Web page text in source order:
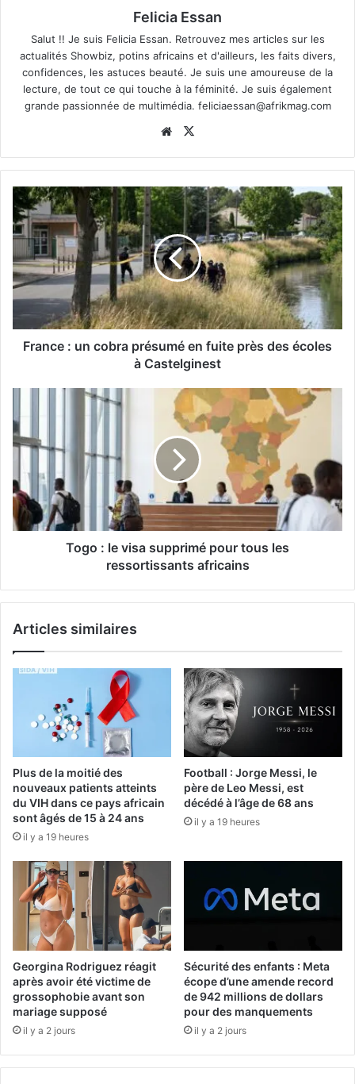
Felicia Essan
Salut !! Je suis Felicia Essan. Retrouvez mes articles sur les
actualités Showbiz, potins africains et d'ailleurs, les faits divers,
confidences, les astuces beauté. Je suis une amoureuse de la
lecture, de tout ce qui touche à la féminité. Je suis également
grande passionnée de multimédia. feliciaessan@afrikmag.com
Website
France : un cobra présumé en fuite près des écoles
à Castelginest
Togo : le visa supprimé pour tous les
ressortissants africains
Articles similaires
Plus de la moitié des
nouveaux patients atteints
du VIH dans ce pays africain
sont âgés de 15 à 24 ans
il y a 19 heures
Football : Jorge Messi, le
père de Leo Messi, est
décédé à l’âge de 68 ans
il y a 19 heures
Georgina Rodriguez réagit
après avoir été victime de
grossophobie avant son
mariage supposé
il y a 2 jours
Sécurité des enfants : Meta
écope d’une amende record
de 942 millions de dollars
pour des manquements
il y a 2 jours